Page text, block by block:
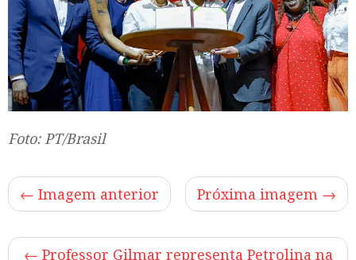
Foto: PT/Brasil
← Imagem anterior Próxima imagem →
← Professor Gilmar representa Petrolina na